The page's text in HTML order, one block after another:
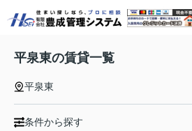
平泉東の賃貸一覧
平泉東
条件から探す